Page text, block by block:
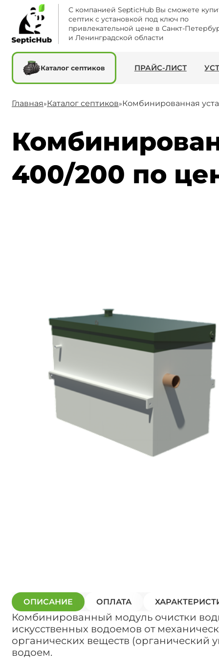
С компанией SepticHub Вы сможете
септик с установкой под ключ по
привлекательной цене в Санкт-
и Ленинградской области
Каталог септиков ПРАЙС-ЛИСТ
Главная»Каталог септиков»Комбинированная
400/200 по
ОПИСАНИЕ ОПЛАТА
Комбинированный модуль очистки
искусственных водоемов от
органических веществ
водоем.